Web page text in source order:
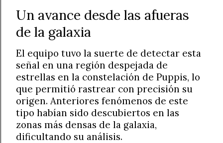
Un avance desde las afueras
de la galaxia
El equipo tuvo la suerte de detectar esta
señal en una región despejada de
estrellas en la constelación de Puppis, lo
que permitió rastrear con precisión su
origen. Anteriores fenómenos de este
tipo habían sido descubiertos en las
zonas más densas de la galaxia,
dificultando su análisis.